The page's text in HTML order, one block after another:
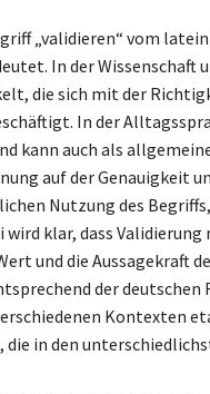
„validieren“ vom
In der Wissenschaft
die sich mit der
In der
kann auch als
auf der Genauigkeit
Nutzung des
klar, dass
und die Aussagekraft
der
Kontexten
die in den